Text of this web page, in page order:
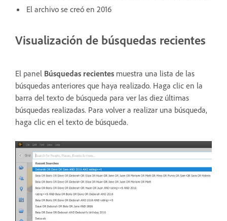
El archivo se creó en 2016
Visualización de búsquedas recientes
El panel Búsquedas recientes muestra una lista de las
búsquedas anteriores que haya realizado. Haga clic en la
barra del texto de búsqueda para ver las diez últimas
búsquedas realizadas. Para volver a realizar una búsqueda,
haga clic en el texto de búsqueda.